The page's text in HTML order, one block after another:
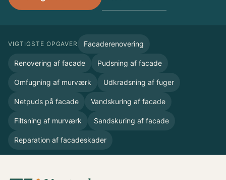
VIGTIGSTE OPGAVER Facaderenovering
Renovering af facade Pudsning af facade
Omfugning af murværk Udkradsning af fuger
Netpuds på facade Vandskuring af facade
Filtsning af murværk Sandskuring af facade
Reparation af facadeskader